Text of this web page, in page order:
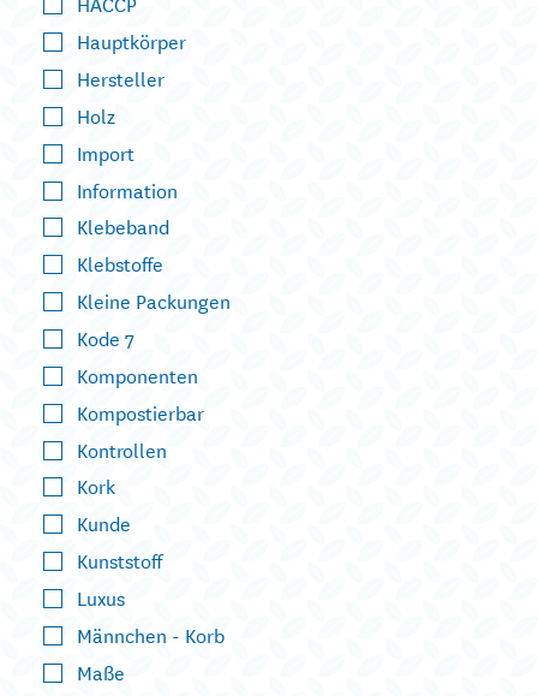
Hauptkörper
Hersteller
Holz
Import
Information
Klebeband
Klebstoffe
Kleine Packungen
Kode 7
Komponenten
Kompostierbar
Kontrollen
Kork
Kunde
Kunststoff
Luxus
Männchen - Korb
Maße